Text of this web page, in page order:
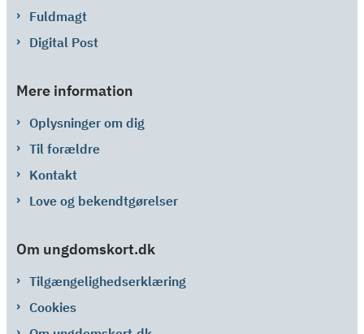
Fuldmagt
Digital Post
Mere information
Oplysninger om dig
Til forældre
Kontakt
Love og bekendtgørelser
Om ungdomskort.dk
Tilgængelighedserklæring
Cookies